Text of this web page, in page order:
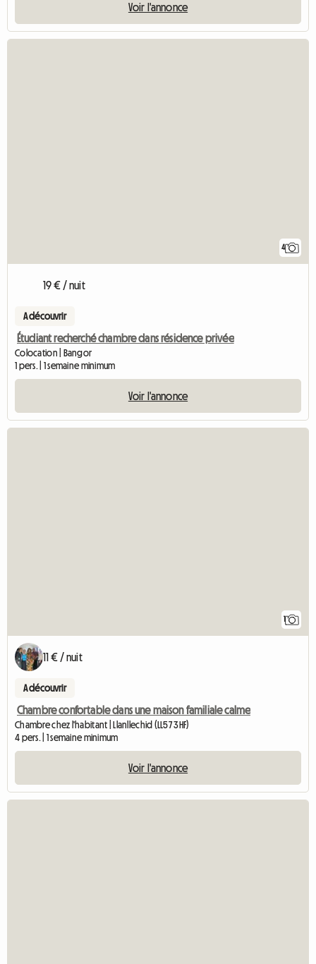
Voir l'annonce
4
19 € / nuit
A découvrir
Étudiant recherché chambre dans résidence privée
Colocation | Bangor
1 pers. | 1 semaine minimum
Voir l'annonce
1
11 € / nuit
A découvrir
Chambre confortable dans une maison familiale calme
Chambre chez l'habitant | Llanllechid (LL57 3HF)
4 pers. | 1 semaine minimum
Voir l'annonce